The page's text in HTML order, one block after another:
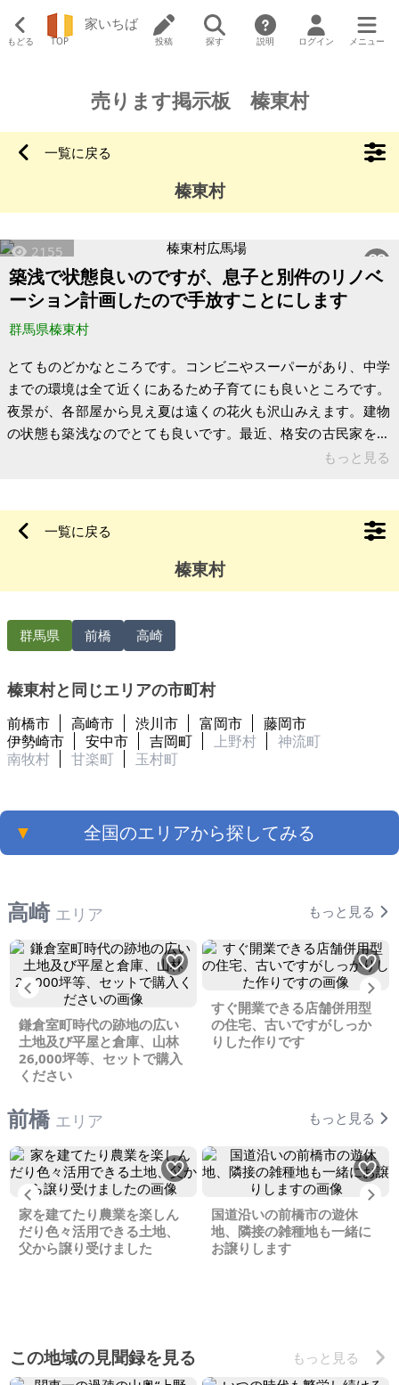
もどる TOP
家いちば
投稿 探す 説明 ログイン メニュー
売ります掲示板 榛東村
一覧に戻る
榛東村
2155
築浅で状態良いのですが、息子と別件のリノベ
ーション計画したので手放すことにします
群馬県榛東村
とてものどかなところです。コンビニやスーパーがあり、中学
までの環境は全て近くにあるため子育てにも良いところです。
夜景が、各部屋から見え夏は遠くの花火も沢山みえます。建物
の状態も築浅なのでとても良いです。最近、格安の古民家を購
入し、息子と全て二人でリノベーションして新しい所で住みた
となります 場所:群馬県北群馬郡榛東村 土地:86坪 建物:41坪 構
造: 現況:
もっと見る
一覧に戻る
榛東村
群馬県 前橋 高崎
榛東村と同じエリアの市町村
前橋市 高崎市 渋川市 富岡市
藤岡市
伊勢崎市
安中市 吉岡町 上野村
神流町
南牧村
甘楽町 玉村町
▼ 全国のエリアから探してみる
高崎 エリア もっと見る
Previous
鎌倉室町時代の跡地の広い
土地及び平屋と倉庫、山林
26,000坪等、セットで購入
ください
すぐ開業できる店舗併用型
の住宅、古いですがしっか
りした作りです
前橋 エリア もっと見る
Previous
家を建てたり農業を楽しん
だり色々活用できる土地、
父から譲り受けました
国道沿いの前橋市の遊休
地、隣接の雑種地も一緒に
お譲りします
この地域の見聞録を見る もっと見る